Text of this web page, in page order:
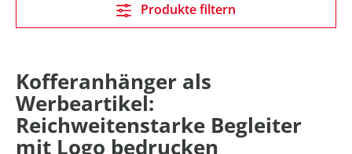
Kofferanhänger als
Werbeartikel:
Reichweitenstarke Begleiter
mit Logo bedrucken
Produkte filtern